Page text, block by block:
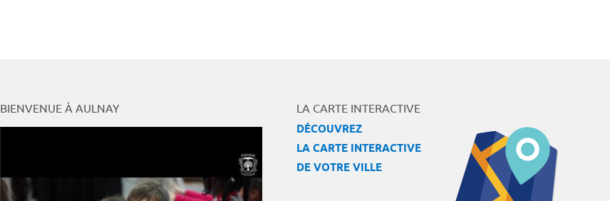
BIENVENUE À AULNAY
LA CARTE INTERACTIVE
DÉCOUVREZ
LA CARTE INTERACTIVE
DE VOTRE VILLE